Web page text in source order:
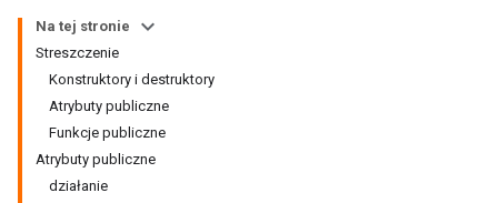
Na tej stronie
Streszczenie
Konstruktory i destruktory
Atrybuty publiczne
Funkcje publiczne
Atrybuty publiczne
działanie